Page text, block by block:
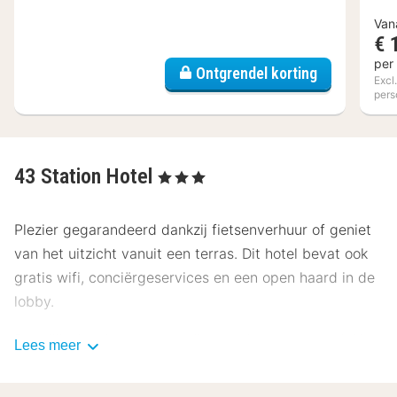
Ontgrendel korting
€
per
43 Station Hotel , 3 Sterren
Plezier gegarandeerd dankzij fietsenverhuur of geniet
van het uitzicht vanuit een terras. Dit hotel bevat ook
gratis wifi, conciërgeservices en een open haard in de
lobby.
Dagelijks kun je tegen betaling genieten van een lekker
Lees meer